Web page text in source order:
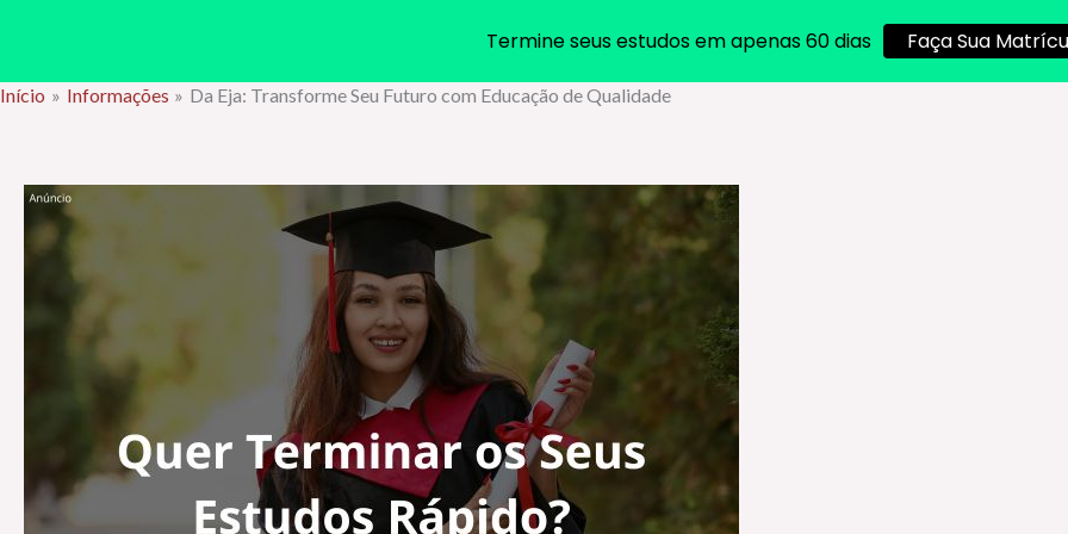
Ir
conteúdo
Início Informações Da Eja: Transforme Seu Futuro com Educação de Qualidade
Termine seus estudos em apenas 60 dias Faça Sua